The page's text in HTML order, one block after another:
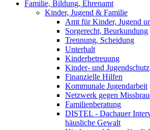
Familie, Bildung, Ehrenamt
Kinder, Jugend & Familie
Amt für Kinder, Jugend
Sorgerecht, Beurkundung
Trennung, Scheidung
Unterhalt
Kinderbetreuung
Kinder- und Jugendschutz
Finanzielle Hilfen
Kommunale Jugendarbeit
Netzwerk gegen
Familienberatung
DISTEL - Dachauer
häusliche Gewalt